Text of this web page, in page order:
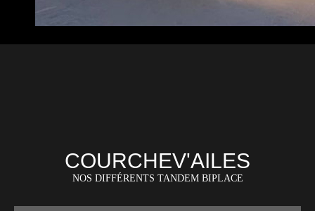
COURCHEV'AILES
NOS DIFFÉRENTS TANDEM BIPLACE